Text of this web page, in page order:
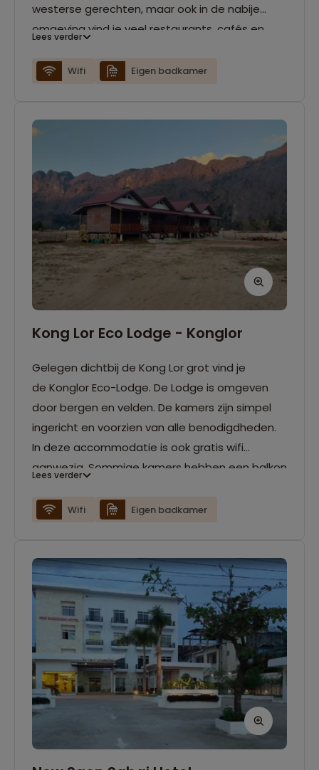
westerse gerechten, maar ook in de nabije
omgeving vind je veel restaurants, cafés en
beschikken over airconditioning, wifi, minibar,
Lees verder
Wifi Eigen badkamer
Kong Lor Eco Lodge - Konglor
Gelegen dichtbij de Kong Lor grot vind je
de Konglor Eco-Lodge. De Lodge is omgeven
door bergen en velden. De kamers zijn simpel
ingericht en voorzien van alle benodigdheden.
In deze accommodatie is ook gratis wifi
aanwezig. Sommige kamers hebben een balkon
bergen.
Lees verder
Wifi Eigen badkamer